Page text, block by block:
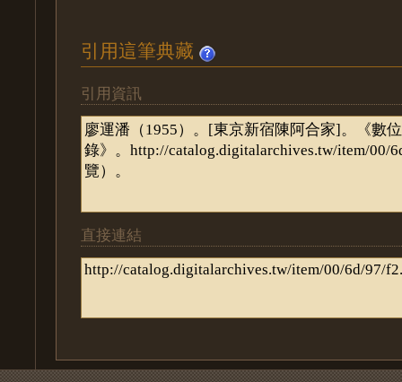
引用這筆典藏
引用資訊
直接連結